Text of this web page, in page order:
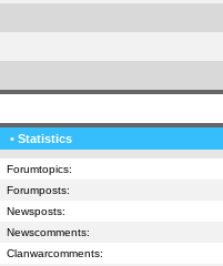
• Statistics
Forumtopics:
Forumposts:
Newsposts:
Newscomments:
Clanwarcomments: